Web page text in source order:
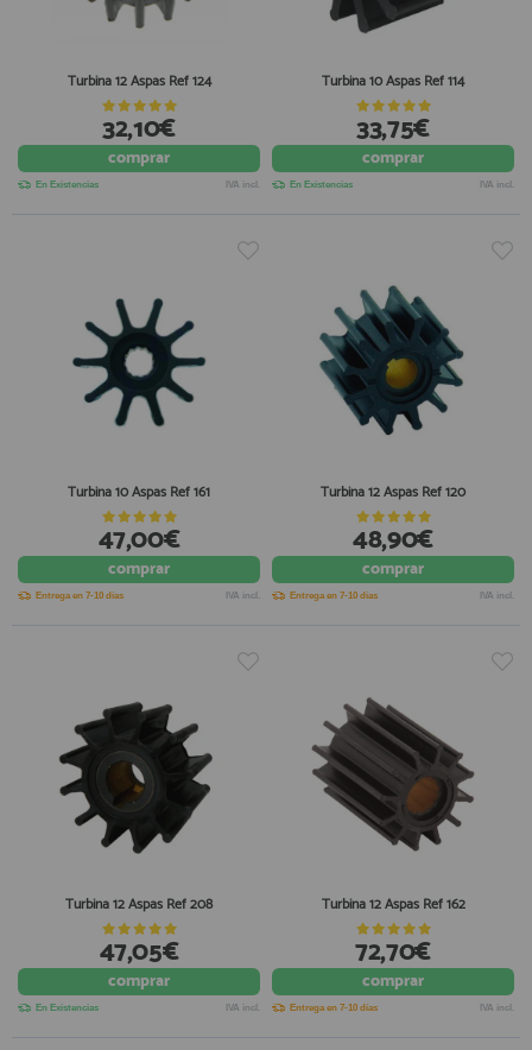
Turbina 12 Aspas Ref 124
32,10€
comprar
En Existencias IVA incl.
Turbina 10 Aspas Ref 114
33,75€
comprar
En Existencias IVA incl.
Turbina 10 Aspas Ref 161
47,00€
comprar
Entrega en 7-10 días IVA incl.
Turbina 12 Aspas Ref 120
48,90€
comprar
Entrega en 7-10 días IVA incl.
Turbina 12 Aspas Ref 208
47,05€
comprar
En Existencias IVA incl.
Turbina 12 Aspas Ref 162
72,70€
comprar
Entrega en 7-10 días IVA incl.